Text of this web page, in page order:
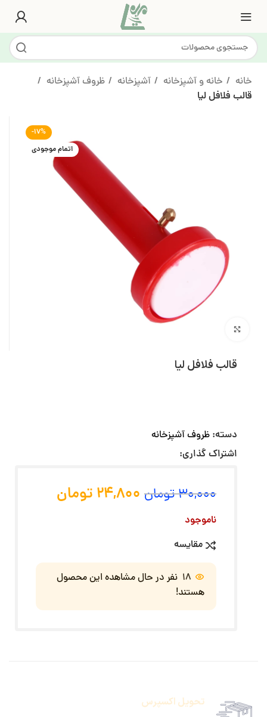
خانه خانه و آشپزخانه آشپزخانه
ظروف آشپزخانه
قالب فلافل لیا
-17%
اتمام موجودی
قالب فلافل لیا
دسته: ظروف آشپزخانه
اشتراک گذاری:
30,000تومان 24,800 تومان
ناموجود
مقایسه
18 نفر در حال مشاهده این محصول
هستند!
تحویل اکسپرس